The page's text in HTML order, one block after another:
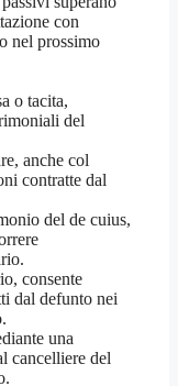
con
nel prossimo
o tacita,
del
anche col
contratte dal
del de cuius,
consente
dal defunto nei
una
cancelliere del